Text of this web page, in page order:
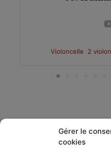
Gérer le
cookies
Violoncelle 2